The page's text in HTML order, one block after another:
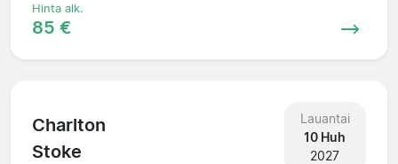
Hinta alk.
85 €
Charlton
Stoke
Lauantai
10 Huh
2027